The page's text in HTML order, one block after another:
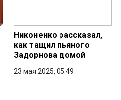
Никоненко рассказал,
как тащил пьяного
Задорнова домой
23 мая 2025, 05:49